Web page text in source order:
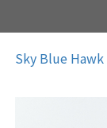
Ring
Sky Blue Hawk